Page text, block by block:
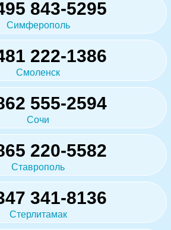
843-5295
Симферополь
222-1386
Смоленск
555-2594
Сочи
220-5582
Ставрополь
341-8136
Стерлитамак